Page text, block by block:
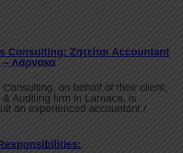
Consulting: Ζητείται Accountant
Λάρνακα
on behalf of their client,
& Auditing firm in Larnaca, is
an experienced accountant /